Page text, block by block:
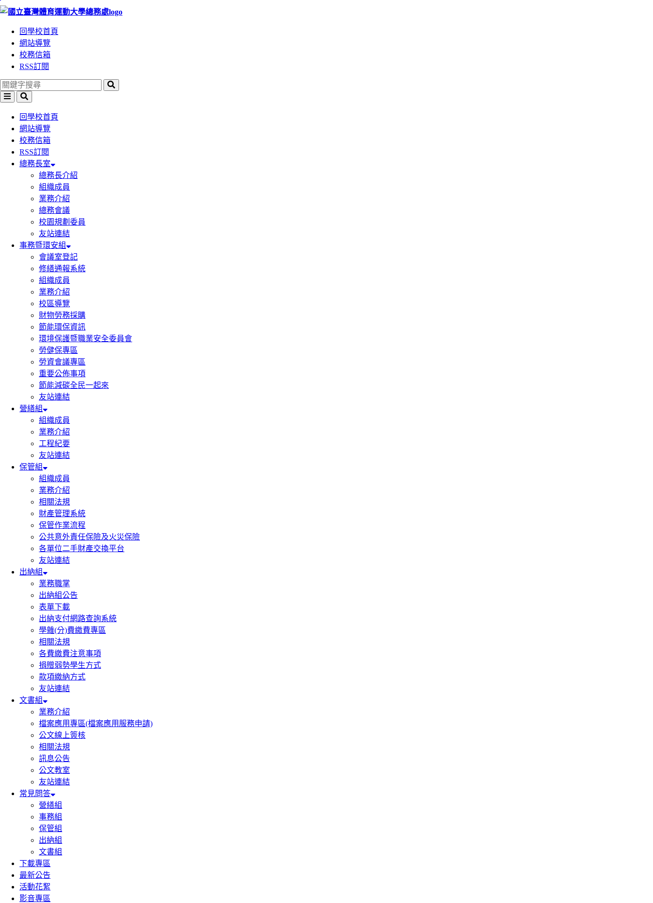
跳
區
塊
跳
區
塊
:::
回學校首頁
網站導覽
校務信箱
RSS訂閱
回學校首頁
網站導覽
校務信箱
RSS訂閱
總務長室
總務長介紹
組織成員
業務介紹
總務會議
校園規劃委員
友站連結
事務暨環安組
會議室登記
修繕通報系統
組織成員
業務介紹
校區導覽
財物勞務採購
節能環保資訊
環境保護暨職業安全委員會
勞健保專區
勞資會議專區
重要公佈事項
節能減碳全民一起來
友站連結
營繕組
組織成員
業務介紹
工程紀要
友站連結
保管組
組織成員
業務介紹
相關法規
財產管理系統
保管作業流程
公共意外責任保險及火災保險
各單位二手財產交換平台
友站連結
出納組
業務職掌
出納組公告
表單下載
出納支付網路查詢系統
學雜(分)費繳費專區
相關法規
各費繳費注意事項
捐贈弱勢學生方式
款項繳納方式
友站連結
文書組
業務介紹
檔案應用專區(檔案應用服務申請)
公文線上簽核
相關法規
訊息公告
公文教室
友站連結
常見問答
營繕組
事務組
保管組
出納組
文書組
下載專區
最新公告
活動花絮
影音專區